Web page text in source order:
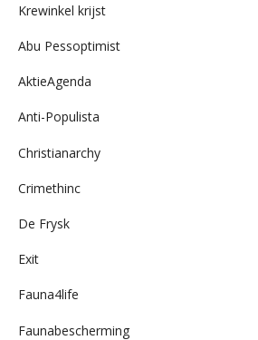
Krewinkel krijst
Abu Pessoptimist
AktieAgenda
Anti-Populista
Christianarchy
Crimethinc
De Frysk
Exit
Fauna4life
Faunabescherming